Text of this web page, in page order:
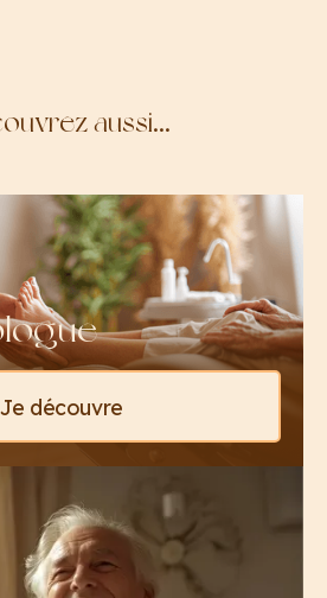
aussi…
Je découvre